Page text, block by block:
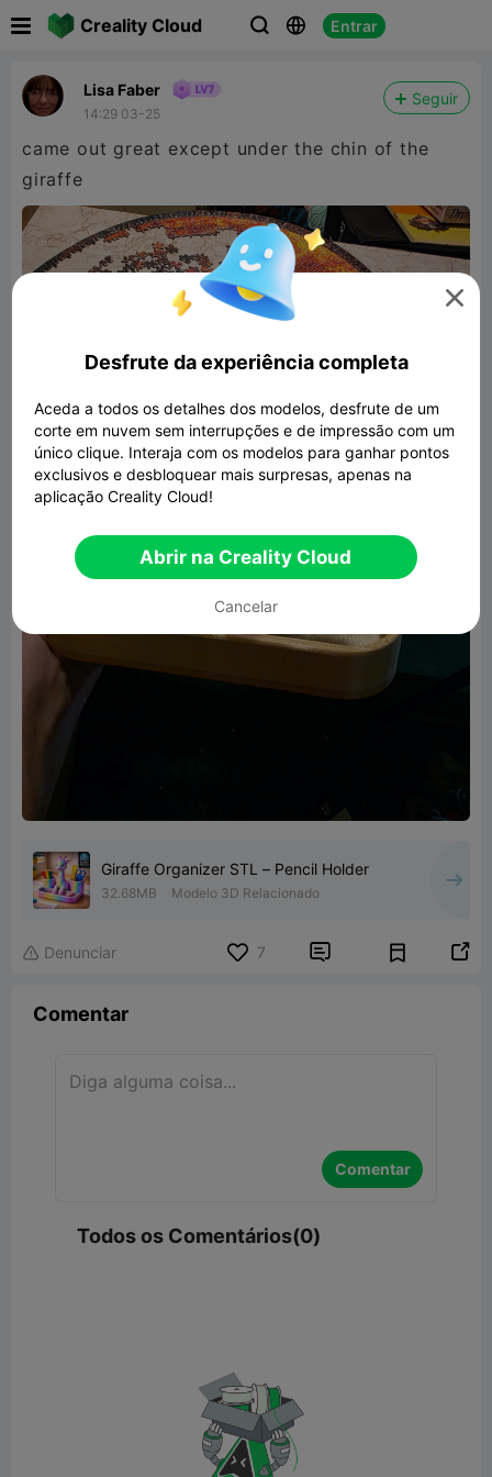
Creality Cloud   Entrar
Lisa Faber
14:29 03-25
Seguir
came out great except under the chin of the
giraffe
Giraffe Organizer STL – Pencil Holder
32.68MB Modelo 3D Relacionado
 Denunciar 7  
Comentar
Comentar
Todos os Comentários(0)

Desfrute da experiência completa
Aceda a todos os detalhes dos modelos, desfrute de um
corte em nuvem sem interrupções e de impressão com um
único clique. Interaja com os modelos para ganhar pontos
exclusivos e desbloquear mais surpresas, apenas na
aplicação Creality Cloud!
Abrir na Creality Cloud
Cancelar